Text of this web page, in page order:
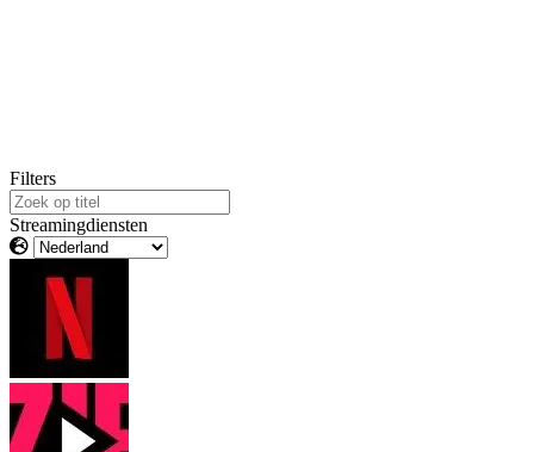
Filters
Streamingdiensten